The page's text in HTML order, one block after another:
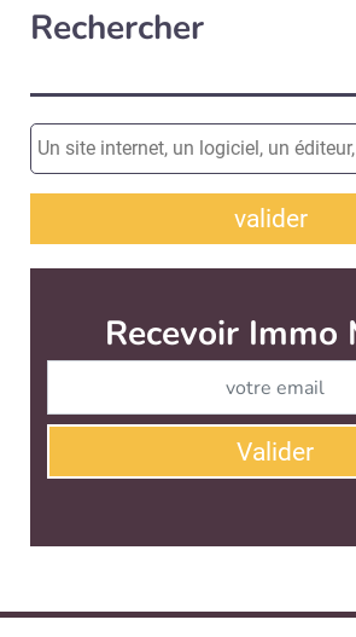
Rechercher
valider
Recevoir Immo
Valider